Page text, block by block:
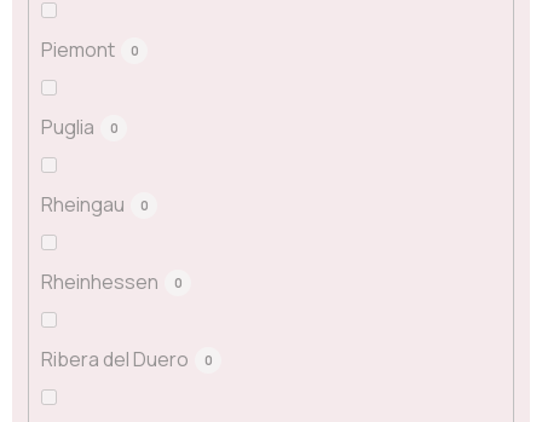
Piemont 0
Puglia 0
Rheingau 0
Rheinhessen 0
Ribera del Duero 0